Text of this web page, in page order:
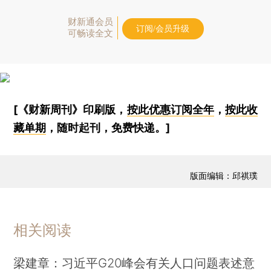
财新通会员
可畅读全文
订阅/会员升级
[《财新周刊》印刷版， 按此优惠订阅全年， 按此收
藏单期 ，随时起刊，免费快递。]
版面编辑：邱祺璞
相关阅读
梁建章：习近平G20峰会有关人口问题表述意